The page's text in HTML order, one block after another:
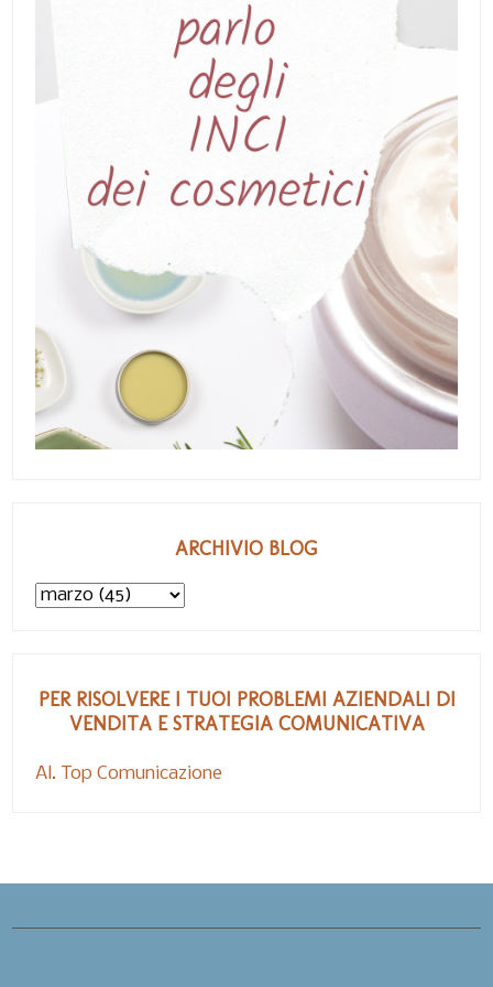
ARCHIVIO BLOG
PER RISOLVERE I TUOI PROBLEMI AZIENDALI DI
VENDITA E STRATEGIA COMUNICATIVA
Al. Top Comunicazione